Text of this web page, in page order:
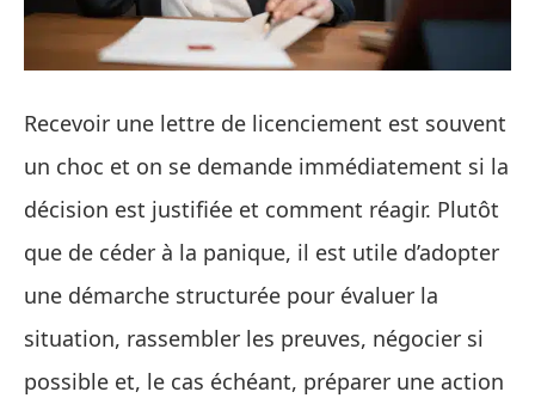
Recevoir une lettre de licenciement est souvent
un choc et on se demande immédiatement si la
décision est justifiée et comment réagir. Plutôt
que de céder à la panique, il est utile d’adopter
une démarche structurée pour évaluer la
situation, rassembler les preuves, négocier si
possible et, le cas échéant, préparer une action